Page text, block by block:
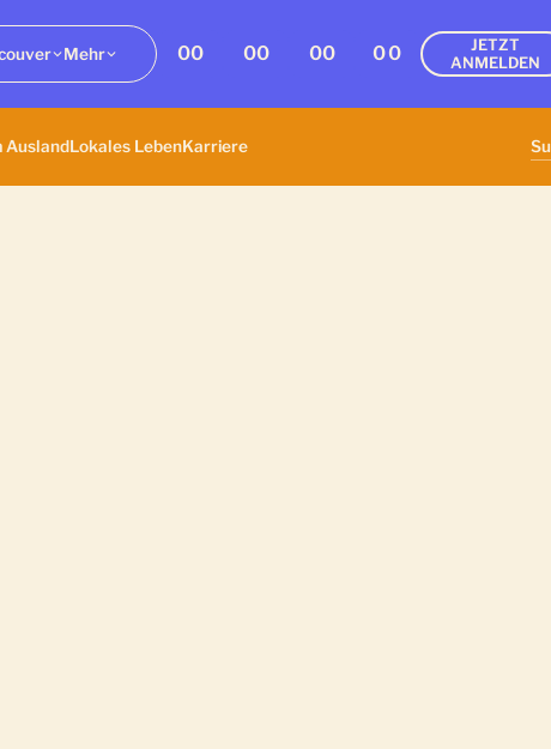
Mehr 00 00 00 00
JETZT
ANMELDEN
AuslandLokales LebenKarriere